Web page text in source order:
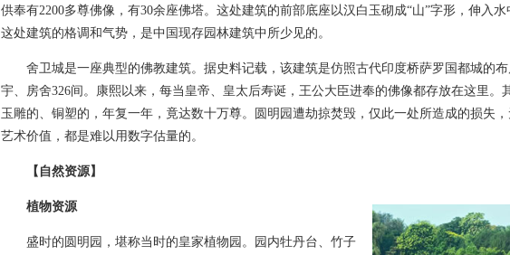
供奉有2200多尊佛像，有30余座佛塔。这处建筑的前部底座以汉白玉砌成“山”字形，伸入水
这处建筑的格调和气势，是中国现存园林建筑中所少见的。
舍卫城是一座典型的佛教建筑。据史料记载，该建筑是仿照古代印度桥萨罗国都城的布
宇、房舍326间。康熙以来，每当皇帝、皇太后寿诞，王公大臣进奉的佛像都存放在这里。
玉雕的、铜塑的，年复一年，竟达数十万尊。圆明园遭劫掠焚毁，仅此一处所造成的损失
艺术价值，都是难以用数字估量的。
【自然资源】
植物资源
盛时的圆明园，堪称当时的皇家植物园。园内牡丹台、竹子